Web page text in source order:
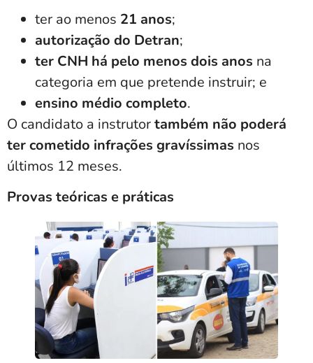
ter ao menos 21 anos;
autorização do Detran;
ter CNH há pelo menos dois anos na
categoria em que pretende instruir; e
ensino médio completo.
O candidato a instrutortambém não poderá
ter cometido infrações gravíssimas nos
últimos 12 meses.
Provas teóricas e práticas